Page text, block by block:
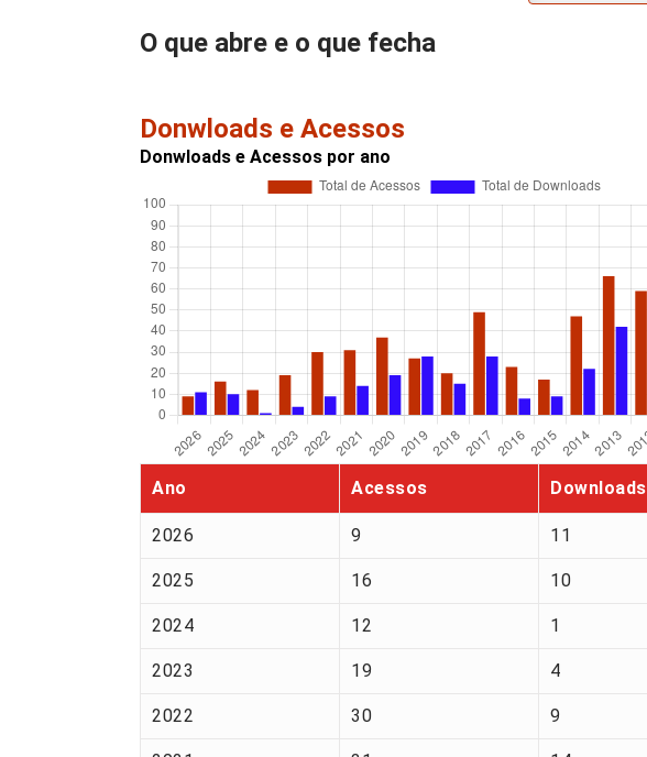
O que abre e o que fecha
Donwloads e Acessos
Donwloads e Acessos por ano
Ano Acessos Downloads
2026 9 11
2025 16 10
2024 12 1
2023 19 4
2022 30 9